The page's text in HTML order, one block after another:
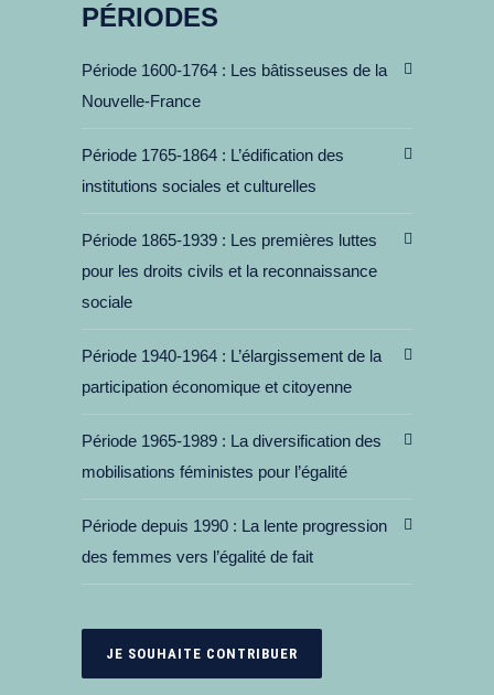
PÉRIODES
Période 1600-1764
Les bâtisseuses de la
Nouvelle-France
Période 1765-1864
L’édification des
institutions sociales et culturelles
Période 1865-1939
Les premières luttes
pour les droits civils et la reconnaissance
sociale
Période 1940-1964
L’élargissement de la
participation économique et citoyenne
Période 1965-1989
La diversification des
mobilisations féministes pour l’égalité
Période depuis 1990
La lente progression
des femmes vers l’égalité de fait
JE SOUHAITE CONTRIBUER